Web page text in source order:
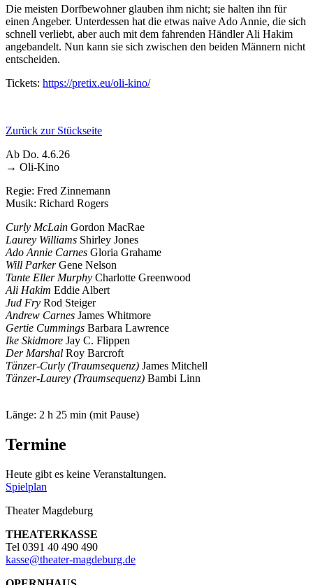
Die meisten Dorfbewohner glauben ihm nicht; sie halten ihn für
einen Angeber. Unterdessen hat die etwas naive Ado Annie, die sich
schnell verliebt, aber auch mit dem fahrenden Händler Ali Hakim
angebandelt. Nun kann sie sich zwischen den beiden Männern nicht
entscheiden.
Tickets: https://pretix.eu/oli-kino/
Zurück zur Stückseite
Ab Do. 4.6.26
→ Oli-Kino
Regie: Fred Zinnemann
Musik: Richard Rogers
Curly McLain Gordon MacRae
Laurey Williams Shirley Jones
Ado Annie Carnes Gloria Grahame
Will ParkerGene Nelson
Tante Eller Murphy Charlotte Greenwood
Ali Hakim Eddie Albert
Jud Fry Rod Steiger
Andrew Carnes James Whitmore
Gertie Cummings Barbara Lawrence
Ike Skidmore Jay C. Flippen
Der Marshal Roy Barcroft
Tänzer-Curly (Traumsequenz) James Mitchell
Tänzer-Laurey (Traumsequenz) Bambi Linn
Länge: 2 h 25 min (mit Pause)
Termine
Heute gibt es keine Veranstaltungen.
Spielplan
Theater Magdeburg
THEATERKASSE
Tel 0391 40 490 490
kasse@theater-magdeburg.de